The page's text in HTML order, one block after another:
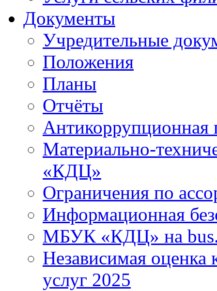
Документы
Учредительные
Положения
Планы
Отчёты
Антикоррупционная
Материально-
«КДЦ»
Ограничения по
Информационная
МБУК «КДЦ» на
Независимая оценка
услуг 2025